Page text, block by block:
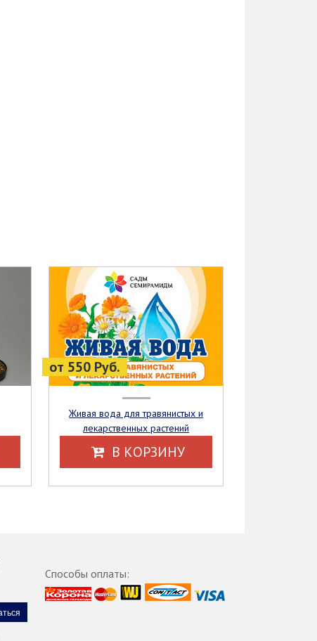
от 550 Руб.
Живая вода для травянистых и
лекарственных растений
В КОРЗИНУ
Способы оплаты: